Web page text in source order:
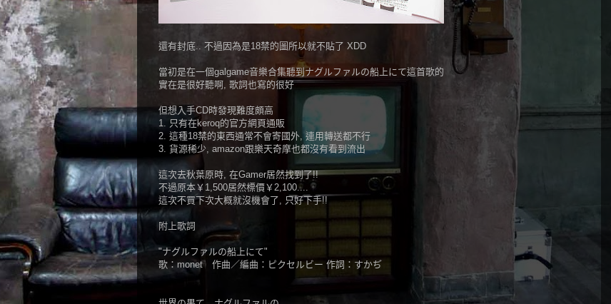
還有封底.. 不過因為是18禁的圖所以就不貼了 XDD
當初是在一個galgame音樂合集聽到ナグルファルの船上にて這首歌的
實在是很好聽啊, 歌詞也寫的很好
但想入手CD時發現難度頗高
1. 只有在keroq的官方網頁通販
2. 這種18禁的東西通常不會寄國外, 連用轉送都不行
3. 貨源稀少, amazon跟樂天奇摩也都沒有看到流出
這次去秋葉原時, 在Gamer居然找到了!!
不過原本￥1,500居然標價￥2,100....
這次不買下次大概就沒機會了, 只好下手!!
附上歌詞
"ナグルファルの船上にて"
歌：monet 作曲／編曲：ピクセルビー 作詞：すかぢ